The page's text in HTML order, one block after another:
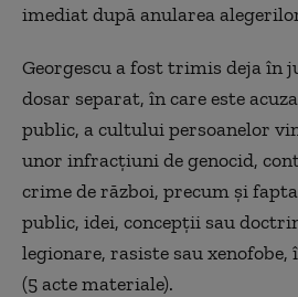
imediat după anularea
Georgescu a fost trimis deja în
dosar separat, în care este
public, a cultului persoanelor
unor infracţiuni de genocid,
crime de război, precum şi
public, idei, concepţii sau
legionare, rasiste sau
(5 acte materiale).